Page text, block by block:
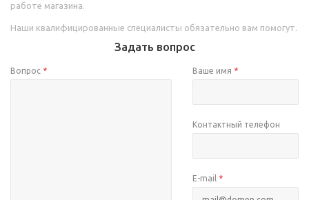
работе магазина.
Наши квалифицированные специалисты обязательно вам помогут.
Задать вопрос
Вопрос * Ваше имя *
Контактный телефон
E-mail *